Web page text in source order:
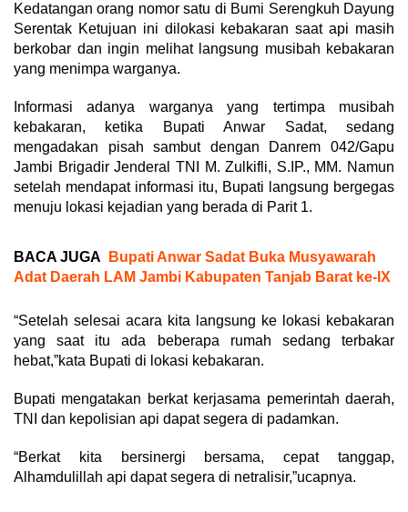
Kedatangan orang nomor satu di Bumi Serengkuh Dayung
Serentak Ketujuan ini dilokasi kebakaran saat api masih
berkobar dan ingin melihat langsung musibah kebakaran
yang menimpa warganya.
Informasi adanya warganya yang tertimpa musibah
kebakaran, ketika Bupati Anwar Sadat, sedang
mengadakan pisah sambut dengan Danrem 042/Gapu
Jambi Brigadir Jenderal TNI M. Zulkifli, S.IP., MM. Namun
setelah mendapat informasi itu, Bupati langsung bergegas
menuju lokasi kejadian yang berada di Parit 1.
BACA JUGA
Bupati Anwar Sadat Buka Musyawarah
Adat Daerah LAM Jambi Kabupaten Tanjab Barat ke-IX
“Setelah selesai acara kita langsung ke lokasi kebakaran
yang saat itu ada beberapa rumah sedang terbakar
hebat,”kata Bupati di lokasi kebakaran.
Bupati mengatakan berkat kerjasama pemerintah daerah,
TNI dan kepolisian api dapat segera di padamkan.
“Berkat kita bersinergi bersama, cepat tanggap,
Alhamdulillah api dapat segera di netralisir,”ucapnya.